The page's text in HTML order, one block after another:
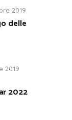
2019
delle
2019
2022